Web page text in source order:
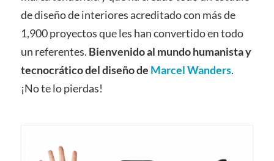
de diseño de interiores acreditado con más de
1,900 proyectos que les han convertido en todo
un referentes. Bienvenido al mundo humanista y
tecnocrático del diseño de Marcel Wanders.
¡No te lo pierdas!